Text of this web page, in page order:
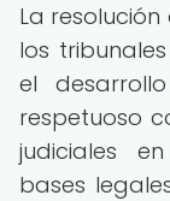
La
los
el
respetuoso
judiciales
bases